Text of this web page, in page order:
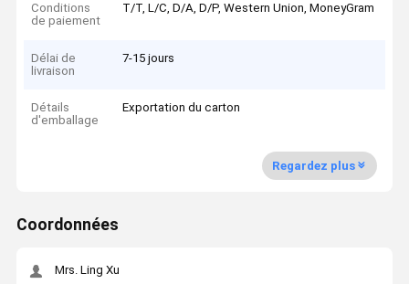
Conditions
de paiement
T/T, L/C, D/A, D/P, Western Union, MoneyGram
Délai de
livraison
7-15 jours
Détails
d'emballage
Exportation du carton
Regardez plus
Coordonnées
Mrs. Ling Xu